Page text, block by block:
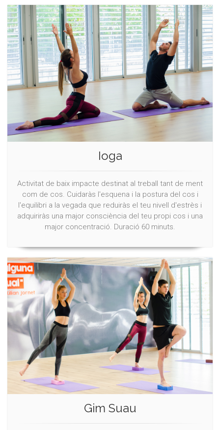
Ioga
Activitat de baix impacte destinat al treball tant de ment
com de cos. Cuidaràs l'esquena i la postura del cos i
l'equilibri a la vegada que reduiràs el teu nivell d'estrès i
adquiriràs una major consciència del teu propi cos i una
major concentració. Duració 60 minuts.
Gim Suau